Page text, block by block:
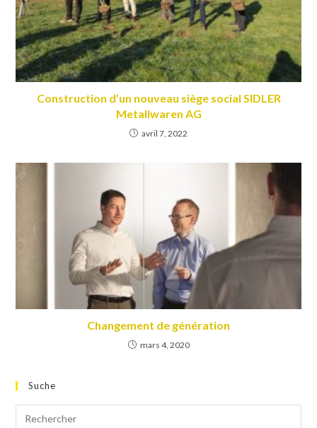
Construction d’un nouveau siège social SIDLER
Metallwaren AG
avril 7, 2022
Changement de génération
mars 4, 2020
Suche